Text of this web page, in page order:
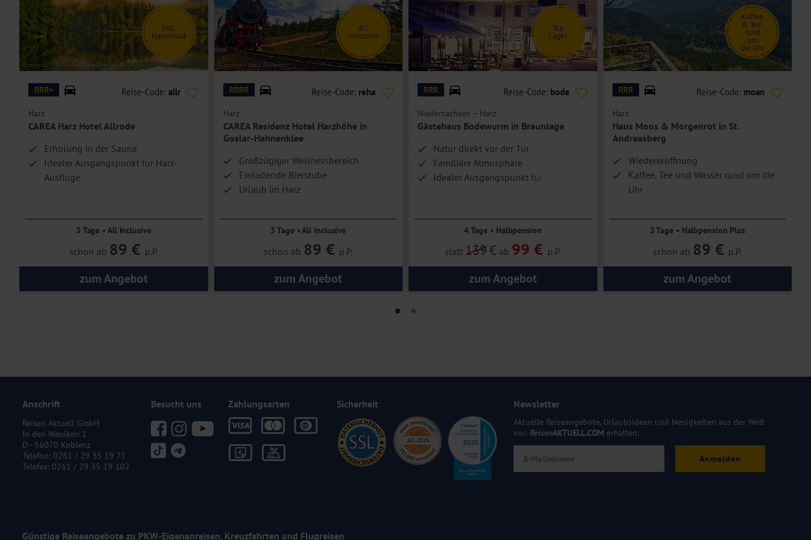
Doppelzimmer Comfortverfügen über ein Doppelbett oder getrennte Betten, Bad oder Dusche/WC, Föhn, Safe, TV, Telefon und eine kleine
Sitzecke.
Einzelzimmer Comfort sind Doppelzimmer Comfort zur Einzelbelegung.
Doppelzimmer Superior sind geräumiger und erwarten Sie darüber hinaus mit einer Nespresso-Kaffeemaschine.
Hoteleinrichtungen und Zimmerausstattung teilweise gegen Gebühr.
© marcus_hofmann – stock.adobe.com
Inkl.
Hallenbad
RRR+ Reise-Code: allr
Harz
CAREA Harz Hotel Allrode
Erholung in der Sauna
Idealer Ausgangspunkt für Harz-
Ausflüge
3 Tage • All Inclusive
schon ab 89 € p.P.
zum Angebot
© mojolo – stock.adobe.com
All
Inclusive
RRRR Reise-Code: reha
Harz
CAREA Residenz Hotel Harzhöhe in
Goslar-Hahnenklee
Großzügiger Wellnessbereich
Einladende Bierstube
Urlaub im Harz
3 Tage • All Inclusive
schon ab 89 € p.P.
zum Angebot
© Gästehaus Bodewurm
Top
Lage!
RRR Reise-Code: bode
Niedersachsen – Harz
Gästehaus Bodewurm in Braunlage
Natur direkt vor der Tür
Familiäre Atmosphäre
Idealer Ausgangspunkt für
4 Tage • Halbpension
statt 139€ ab 99 € p.P.
zum Angebot
© dmaphoto - stock.adobe.com
Kaffee
& Tee
rund
um
die Uhr
RRR Reise-Code: moan
Harz
Haus Moos & Morgenrot in St.
Andreasberg
Wiedereröffnung
Kaffee, Tee und Wasser rund um die
Uhr
3 Tage • Halbpension Plus
schon ab 89 € p.P.
zum Angebot
Anschrift
Reisen Aktuell GmbH
In den Weniken 1
D - 56070 Koblenz
Telefon: 0261 / 29 35 19 71
Telefax: 0261 / 29 35 19 102
Besucht uns Zahlungsarten Sicherheit Newsletter
Aktuelle Reiseangebote, Urlaubsideen und Neuigkeiten aus der Welt
von ReisenAKTUELL.COM erhalten:
Anmelden
Günstige Reiseangebote zu PKW-Eigenanreisen, Kreuzfahrten und Flugreisen